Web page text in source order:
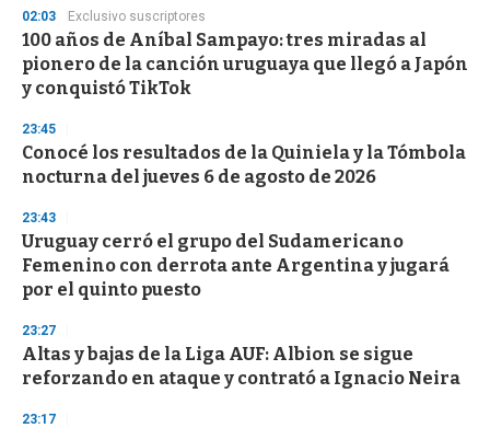
02:03 Exclusivo suscriptores
100 años de Aníbal Sampayo: tres miradas al
pionero de la canción uruguaya que llegó a Japón
y conquistó TikTok
23:45
Conocé los resultados de la Quiniela y la Tómbola
nocturna del jueves 6 de agosto de 2026
23:43
Uruguay cerró el grupo del Sudamericano
Femenino con derrota ante Argentina y jugará
por el quinto puesto
23:27
Altas y bajas de la Liga AUF: Albion se sigue
reforzando en ataque y contrató a Ignacio Neira
23:17